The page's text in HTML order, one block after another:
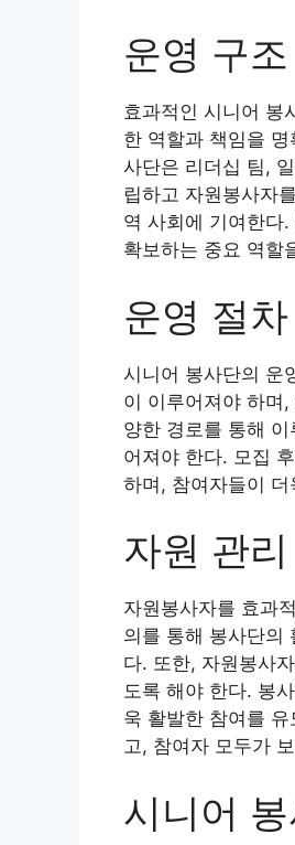
운영 구조
효과적인 시니어 봉
한 역할과 책임을
사단은 리더십 팀,
립하고 자원봉사자
역 사회에 기여한다
확보하는 중요 역할
운영 절차
시니어 봉사단의 운
이 이루어져야 하며
양한 경로를 통해
어져야 한다. 모집
하며, 참여자들이
자원 관
자원봉사자를 효과
의를 통해 봉사단의
다. 또한, 자원봉사
도록 해야 한다. 봉
욱 활발한 참여를
고, 참여자 모두가
시니어